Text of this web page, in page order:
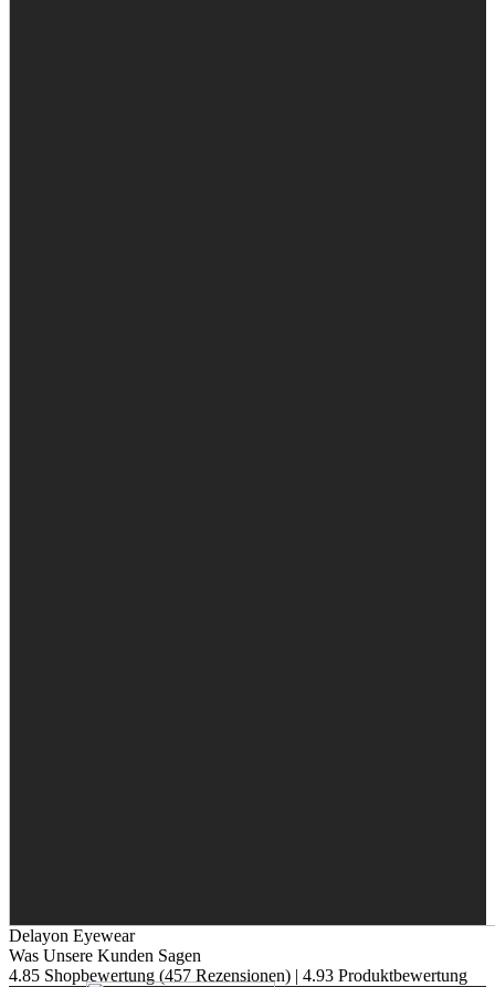
Delayon Eyewear
Was Unsere Kunden Sagen
4.85 Shopbewertung (457 Rezensionen) | 4.93 Produktbewertung